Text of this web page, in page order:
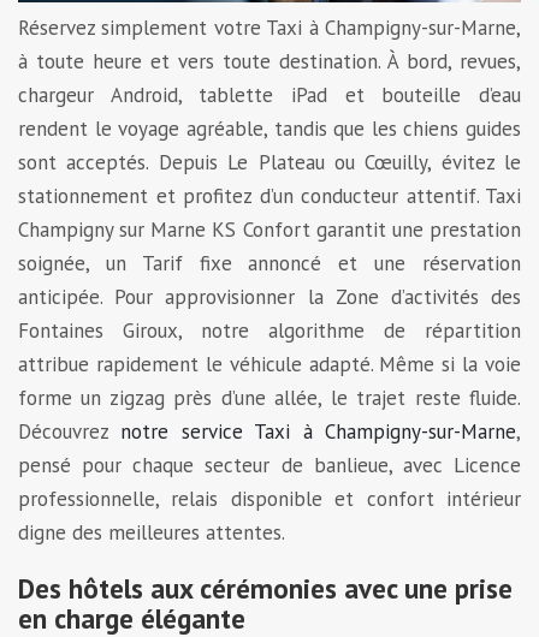
Réservez simplement votre Taxi à Champigny-sur-Marne,
à toute heure et vers toute destination. À bord, revues,
chargeur Android, tablette iPad et bouteille d’eau
rendent le voyage agréable, tandis que les chiens guides
sont acceptés. Depuis Le Plateau ou Cœuilly, évitez le
stationnement et profitez d’un conducteur attentif. Taxi
Champigny sur Marne KS Confort garantit une prestation
soignée, un Tarif fixe annoncé et une réservation
anticipée. Pour approvisionner la Zone d’activités des
Fontaines Giroux, notre algorithme de répartition
attribue rapidement le véhicule adapté. Même si la voie
forme un zigzag près d’une allée, le trajet reste fluide.
Découvrez notre service Taxi à Champigny-sur-Marne,
pensé pour chaque secteur de banlieue, avec Licence
professionnelle, relais disponible et confort intérieur
digne des meilleures attentes.
Des hôtels aux cérémonies avec une prise
en charge élégante